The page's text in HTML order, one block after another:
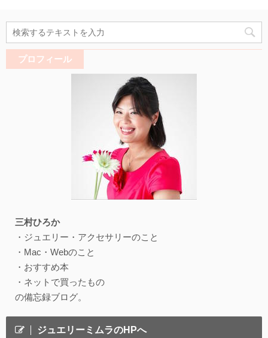
プロフィール
三村ひろか
・ジュエリー・アクセサリーのこと
・Mac・Webのこと
・おすすめ本
・ネットで買ったもの
の備忘録ブログ。
ジュエリーミムラのHPへ